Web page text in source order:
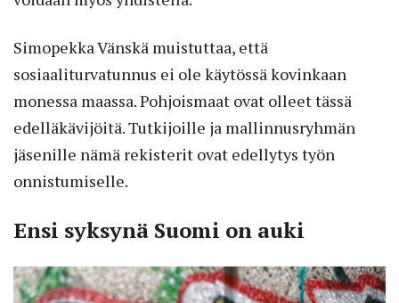
Simopekka Vänskä muistuttaa, että
sosiaaliturvatunnus ei ole käytössä kovinkaan
monessa maassa. Pohjoismaat ovat olleet tässä
edelläkävijöitä. Tutkijoille ja mallinnusryhmän
jäsenille nämä rekisterit ovat edellytys työn
onnistumiselle.
Ensi syksynä Suomi on auki